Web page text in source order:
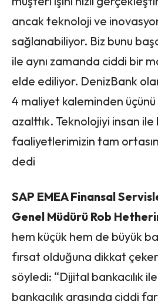
ancak teknoloji ve
sağlanabiliyor. Biz bunu
ile aynı zamanda ciddi bir
elde ediliyor. DenizBank
4 maliyet kaleminden
azalttık. Teknolojiyi insan
faaliyetlerimizin tam
dedi
SAP EMEA Finansal
Genel Müdürü Rob
hem küçük hem de büyük
fırsat olduğuna dikkat
söyledi: “Dijital bankacılık
bankacılık arasında ciddi